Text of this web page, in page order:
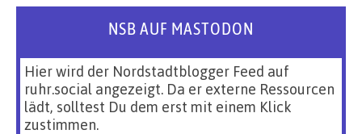
NSB AUF MASTODON
Hier wird der Nordstadtblogger Feed auf
ruhr.social angezeigt. Da er externe Ressourcen
lädt, solltest Du dem erst mit einem Klick
zustimmen.